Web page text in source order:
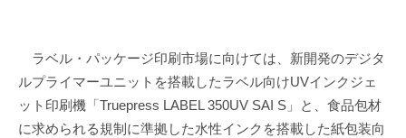
ラベル・パッケージ印刷市場に向けては、新開発のデジタ
ルプライマーユニットを搭載したラベル向けUVインクジェ
ット印刷機「Truepress LABEL 350UV SAI S」と、食品包材
に求められる規制に準拠した水性インクを搭載した紙包装向